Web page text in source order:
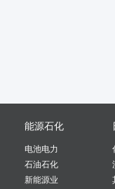
能源石化
电池电力
石油石化
新能源业